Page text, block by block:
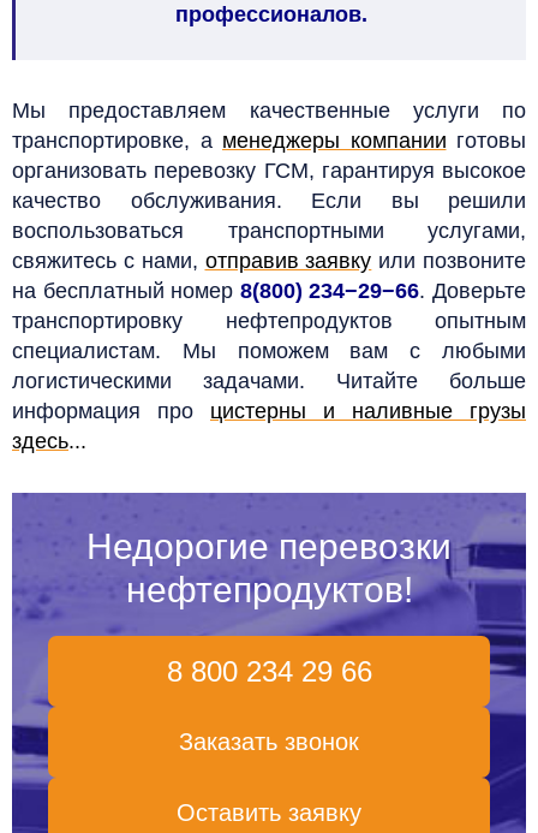
профессионалов.
Мы предоставляем качественные услуги по
транспортировке, а менеджеры компании готовы
организовать перевозку ГСМ, гарантируя высокое
качество обслуживания. Если вы решили
воспользоваться транспортными услугами,
свяжитесь с нами, отправив заявку или позвоните
на бесплатный номер 8(800) 234−29−66. Доверьте
транспортировку нефтепродуктов опытным
специалистам. Мы поможем вам с любыми
логистическими задачами. Читайте больше
информация про цистерны и наливные грузы
здесь...
Недорогие перевозки
нефтепродуктов!
8 800 234 29 66
Заказать звонок
Оставить заявку